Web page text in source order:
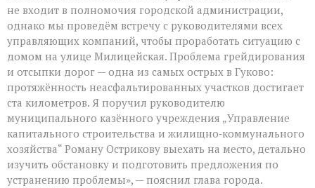
не входит в полномочия городской администрации,
однако мы проведём встречу с руководителями всех
управляющих компаний, чтобы проработать ситуацию с
домом на улице Милицейская. Проблема грейдирования
и отсыпки дорог — одна из самых острых в Гуково:
протяжённость неасфальтированных участков достигает
ста километров. Я поручил руководителю
муниципального казённого учреждения „Управление
капитального строительства и жилищно‑коммунального
хозяйства“ Роману Острикову выехать на место, детально
изучить обстановку и подготовить предложения по
устранению проблемы», — пояснил глава города.